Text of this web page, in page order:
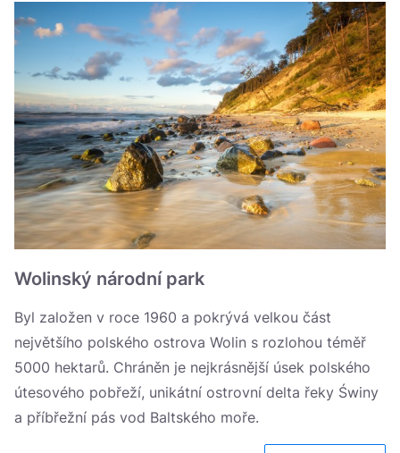
Gorecký národní park
Tatranský národní park
Pieninský národní park
Magurský národní park
Bieszczadzki National Park
Národní park Stolové hory
Krkonošský národní park
Velkopolský národní park
Národní park Tucholské bory
Drawenský národní park
Národní park Ústí Warty
Słowińský národní park – polská Sahara
Wolinský národní park
Byl založen v roce 1960 a pokrývá velkou část
největšího polského ostrova Wolin s rozlohou téměř
5000 hektarů. Chráněn je nejkrásnější úsek polského
útesového pobřeží, unikátní ostrovní delta řeky Świny
a příbřežní pás vod Baltského moře.